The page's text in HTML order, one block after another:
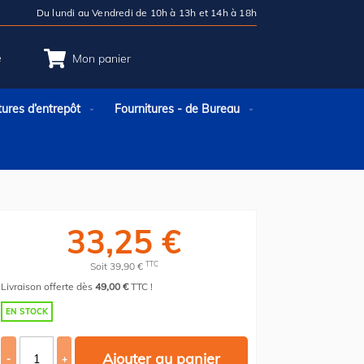
Du lundi au Vendredi de 10h à 13h et 14h à 18h
Mon panier
d’entrepôt Fournitures - de Bureau
33,25 €
Soit 39,90 € TTC
Livraison offerte dès49,00 €TTC !
EN STOCK
- + Ajouter au panier